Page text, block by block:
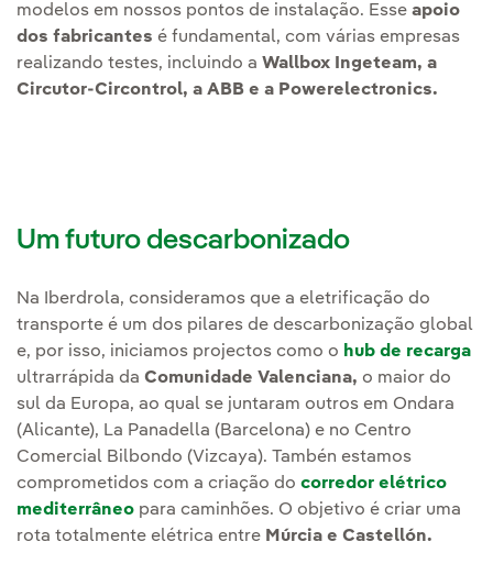
modelos em nossos pontos de instalação. Esse apoio
dos fabricantes é fundamental, com várias empresas
realizando testes, incluindo a Wallbox Ingeteam, a
Circutor-Circontrol, a ABB e a Powerelectronics.
Um futuro descarbonizado
Na Iberdrola, consideramos que a eletrificação do
transporte é um dos pilares de descarbonização global
e, por isso, iniciamos projectos como o hub de recarga
ultrarrápida da Comunidade Valenciana, o maior do
sul da Europa, ao qual se juntaram outros em Ondara
(Alicante), La Panadella (Barcelona) e no Centro
Comercial Bilbondo (Vizcaya). Tambén estamos
comprometidos com a criação do corredor elétrico
mediterrâneo para caminhões. O objetivo é criar uma
rota totalmente elétrica entre Múrcia e Castellón.